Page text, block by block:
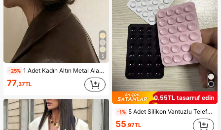
5
-25% 1 Adet Kadın Altın Metal Alaşımlı Minimalist Tek Parça Saç Tokası, Günlük Kullanım, Parti ve İşe Gidiş İçin Uygun Şık ve Zarif Aksesuar
77,37TL
0,55TL tasarruf edin
-1% 5 Adet Silikon Vantuzlu Telefon Kılıf Tutucu, Vantuzlu Telefon Standı, Yapışkanlı Telefon Tutucu, Yapışkanlı Telefon Standı (Kullanmadan önce yüzeyi dikkatlice temizleyin, temiz ve düz olduğundan emin olun. Yapıştırdıktan sonra kullanmak için 30 dakika bekleyin), Olmazsa Olmaz
55,97TL